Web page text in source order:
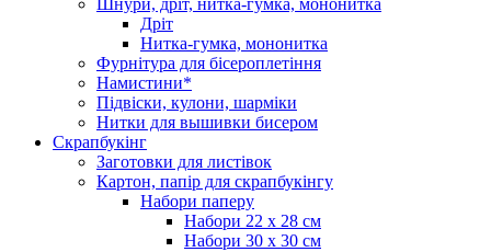
Дріт
Нитка-гумка, мононитка
Фурнітура для бісероплетіння
Намистини*
Підвіски, кулони, шарміки
Нитки для вышивки бисером
Скрапбукінг
Заготовки для листівок
Картон, папір для скрапбукінгу
Набори паперу
Набори 22 х 28 см
Набори 30 х 30 см